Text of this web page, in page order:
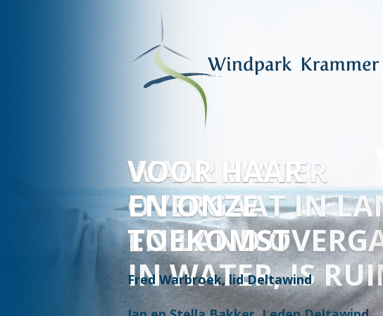
VOOR HAAR
EN ONZE
TOEKOMST
Fred Warbroek, lid Deltawind